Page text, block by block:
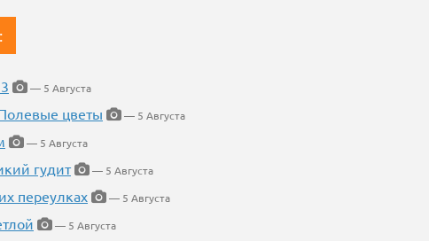
— 5 Августа
цветы
— 5 Августа
— 5 Августа
гудит
— 5 Августа
переулках
— 5 Августа
— 5 Августа